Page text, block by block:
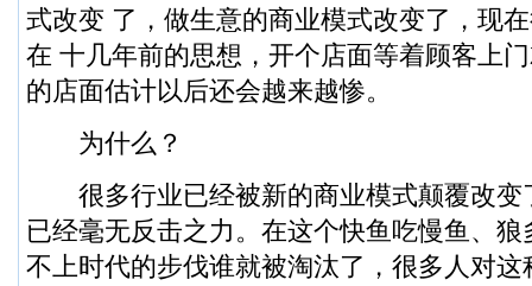
式改变 了，做生意的商业模式改变了，现
在 十几年前的思想，开个店面等着顾客上
的店面估计以后还会越来越惨。
为什么？
很多行业已经被新的商业模式颠覆改变
已经毫无反击之力。在这个快鱼吃慢鱼、
不上时代的步伐谁就被淘汰了，很多人对